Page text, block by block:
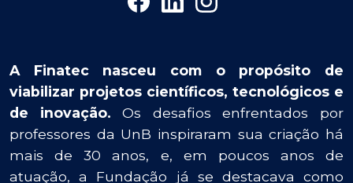
A Finatec nasceu com o propósito de
viabilizar projetos científicos, tecnológicos e
de inovação. Os desafios enfrentados por
professores da UnB inspiraram sua criação há
mais de 30 anos, e, em poucos anos de
atuação, a Fundação já se destacava como